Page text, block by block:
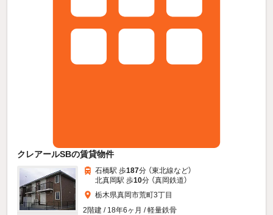
クレアールSBの賃貸物件
石橋駅 歩187分 （東北線など）
北真岡駅 歩10分 （真岡鉄道）
栃木県真岡市荒町3丁目
2階建 / 18年6ヶ月 / 軽量鉄骨